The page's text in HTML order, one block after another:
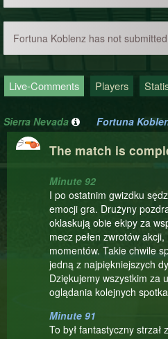
Fortuna Koblenz has not
Live-Comments Players
Sierra Nevada Fortuna
The match is
Minute 92
I po ostatnim gwizdku
emocji gra. Drużyny
oklaskują obie ekipy za
mecz pełen zwrotów
momentów. Takie chwile
jedną z najpiękniejszych
Dziękujemy wszystkim za
oglądania kolejnych
Minute 91
To był fantastyczny